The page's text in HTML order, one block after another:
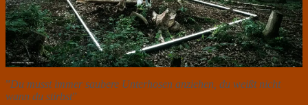
”Du musst immer saubere Unterhosen anziehen, du weißt nicht
wann du stirbst”